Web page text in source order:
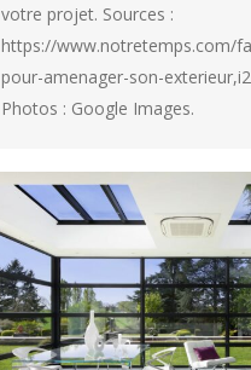
votre projet. Sources :
https://www.notretemps.com/
pour-amenager-son-
Photos : Google Images.